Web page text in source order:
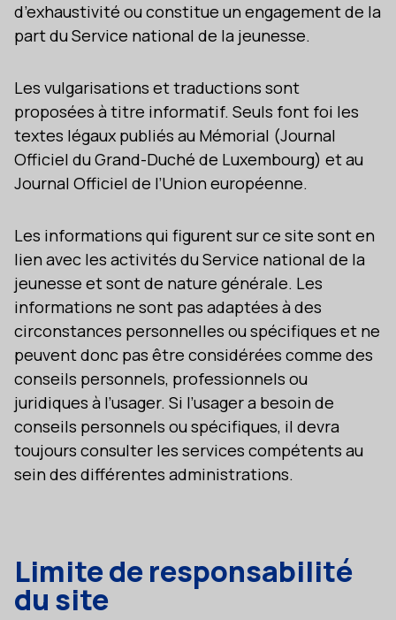
d’exhaustivité ou constitue un engagement de la
part du Service national de la jeunesse.
Les vulgarisations et traductions sont
proposées à titre informatif. Seuls font foi les
textes légaux publiés au Mémorial (Journal
Officiel du Grand-Duché de Luxembourg) et au
Journal Officiel de l’Union européenne.
Les informations qui figurent sur ce site sont en
lien avec les activités du Service national de la
jeunesse et sont de nature générale. Les
informations ne sont pas adaptées à des
circonstances personnelles ou spécifiques et ne
peuvent donc pas être considérées comme des
conseils personnels, professionnels ou
juridiques à l’usager. Si l’usager a besoin de
conseils personnels ou spécifiques, il devra
toujours consulter les services compétents au
sein des différentes administrations.
Limite de responsabilité
du site